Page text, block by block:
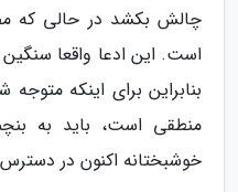
چالش بکشد در حالی که
است. این ادعا واقعا
بنابراین برای اینکه متوجه
منطقی است، باید به
خوشبختانه اکنون در